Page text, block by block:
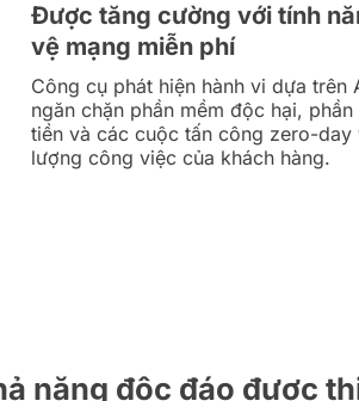
Được tăng cường với tính
vệ mạng miễn phí
Công cụ phát hiện hành vi dựa trên
ngăn chặn phần mềm độc hại,
tiền và các cuộc tấn công zero-day
lượng công việc của khách hàng.
năng độc đáo được